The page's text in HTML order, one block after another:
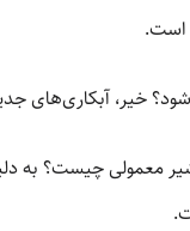
است.
معمولی چیست؟ به